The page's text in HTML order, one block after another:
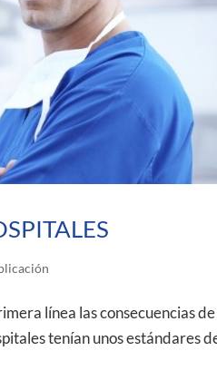
línea las consecuencias
tenían unos estándares